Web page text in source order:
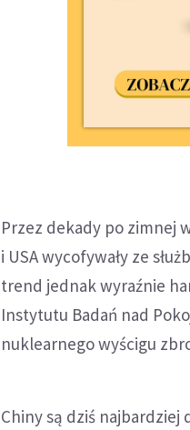
Przez dekady po zimnej
i USA wycofywały ze
trend jednak wyraźnie
Instytutu Badań nad
nuklearnego wyścigu
Chiny są dziś